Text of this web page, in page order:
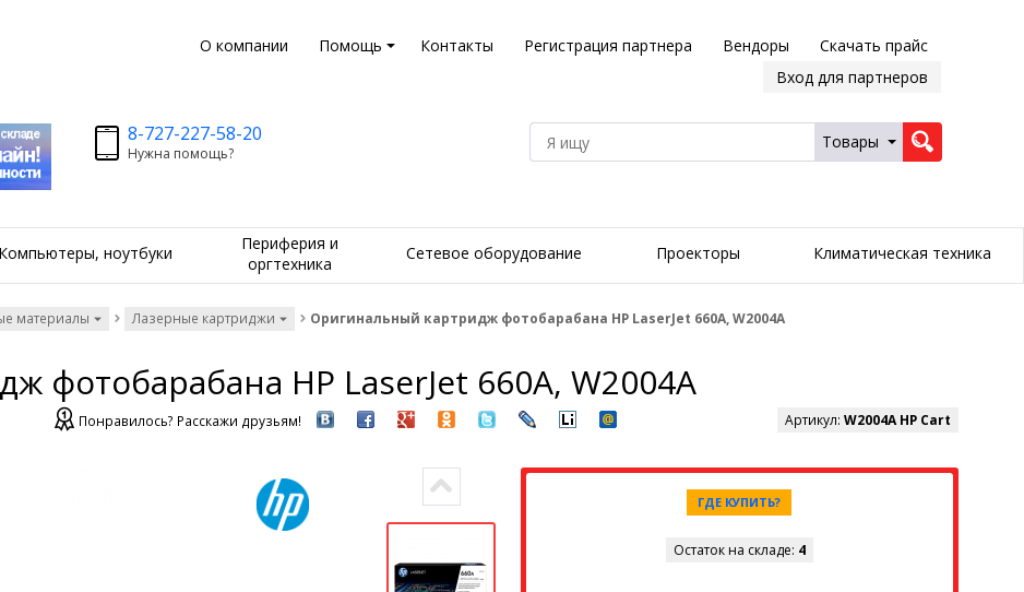
О компании Помощь Контакты Регистрация партнера Вендоры
Скачать прайс
Вход для партнеров
8-727-227-58-20
Нужна помощь?
Товары
Компьютеры, ноутбуки
Периферия и
оргтехника
Сетевое оборудование Проекторы Климатическая техника
материалы Лазерные картриджи Оригинальный картридж фотобарабана HP LaserJet 660A, W2004A
фотобарабана HP LaserJet 660A, W2004A
Понравилось? Расскажи друзьям! Артикул: W2004A HP Cart
ГДЕ КУПИТЬ?
Остаток на складе: 4